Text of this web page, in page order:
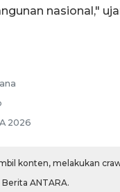
nasional,"
2026
konten, melakukan
ANTARA.